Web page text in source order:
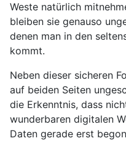
Weste natürlich
bleiben sie genauso
denen man in den
kommt.
Neben dieser sicheren
auf beiden Seiten
die Erkenntnis, dass
wunderbaren digitalen
Daten gerade erst